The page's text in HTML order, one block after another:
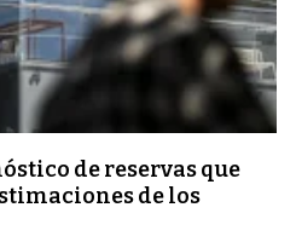
de reservas que
de los